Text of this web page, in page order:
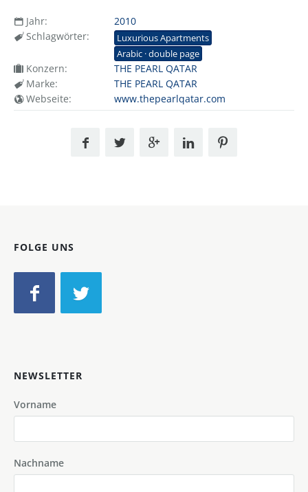
Jahr:
2010
Schlagwörter:
Luxurious Apartments
Arabic · double page
Konzern:
THE PEARL QATAR
Marke:
THE PEARL QATAR
Webseite:
www.thepearlqatar.com
FOLGE UNS
NEWSLETTER
Vorname
Nachname